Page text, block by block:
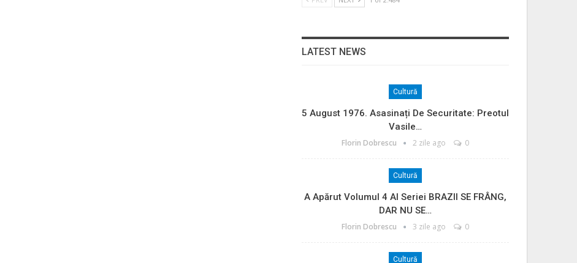
LATEST NEWS
Cultură
5 August 1976. Asasinați De Securitate: Preotul
Vasile…
Florin Dobrescu 2 zile ago 0
Cultură
A Apărut Volumul 4 Al Seriei BRAZII SE FRÂNG,
DAR NU SE…
Florin Dobrescu 3 zile ago 0
Cultură